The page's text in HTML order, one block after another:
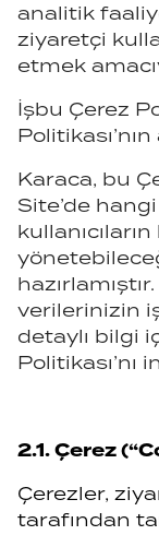
analitik
ziyaretçi
etmek
İşbu Çerez
Karaca, bu
Site’de hangi
verilerinizin
detaylı bilgi
2.1. Çerez
Çerezler,
tarafından